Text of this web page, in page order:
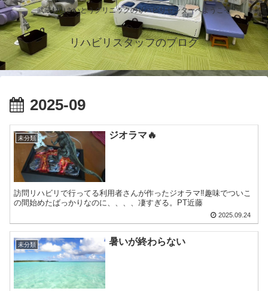
武蔵村山さいとうクリニックのリハビリセンターへようこそ
リハビリスタッフのブログ
2025-09
未分類 ジオラマ🔥
訪問リハビリで行ってる利用者さんが作ったジオラマ‼️趣味でついこ
の間始めたばっかりなのに、、、、凄すぎる。PT近藤
2025.09.24
未分類 暑いが終わらない